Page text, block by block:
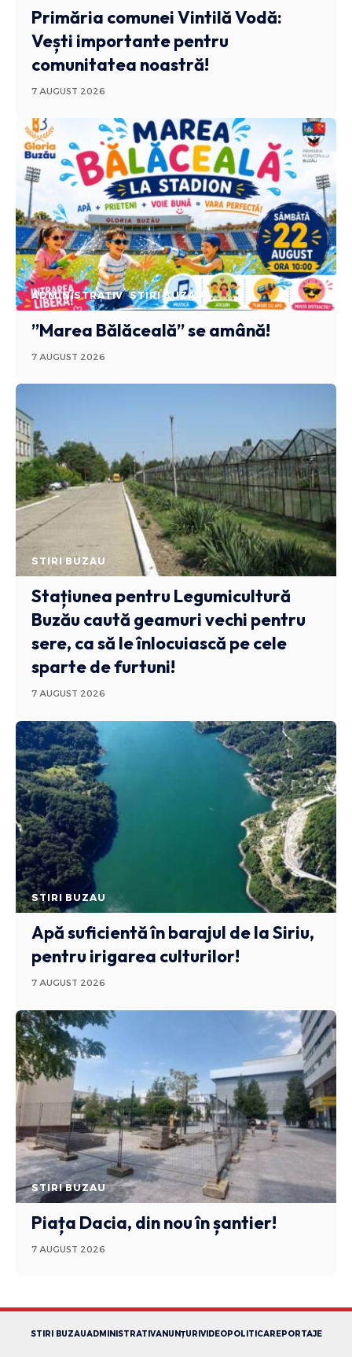
Primăria comunei Vintilă Vodă:
Vești importante pentru
comunitatea noastră!
7 AUGUST 2026
ADMINISTRATIV STIRI BUZAU
”Marea Bălăceală” se amână!
7 AUGUST 2026
STIRI BUZAU
Stațiunea pentru Legumicultură
Buzău caută geamuri vechi pentru
sere, ca să le înlocuiască pe cele
sparte de furtuni!
7 AUGUST 2026
STIRI BUZAU
Apă suficientă în barajul de la Siriu,
pentru irigarea culturilor!
7 AUGUST 2026
STIRI BUZAU
Piața Dacia, din nou în șantier!
7 AUGUST 2026
STIRI BUZAUADMINISTRATIVANUNȚURIVIDEOPOLITICAREPORTAJE